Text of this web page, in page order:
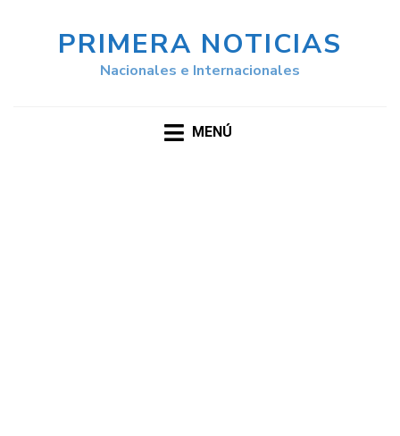
PRIMERA NOTICIAS
Nacionales e Internacionales
MENÚ